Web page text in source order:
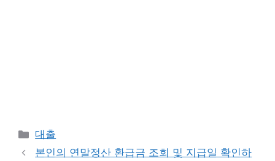
Categories
대출
본인의 연말정산 환급금 조회 및 지급일 확인하